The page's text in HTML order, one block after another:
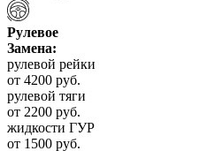
Рулевое
Замена:
рулевой рейки
от 4200 руб.
рулевой тяги
от 2200 руб.
жидкости ГУР
от 1500 руб.